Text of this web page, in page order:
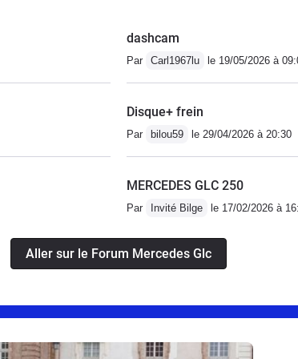
dashcam
Par Carl1967lu le 19/05/2026 à
Disque+ frein
Par bilou59 le 29/04/2026 à 20:30
MERCEDES GLC 250
Par Invité Bilge le 17/02/2026 à
Aller sur le Forum Mercedes Glc